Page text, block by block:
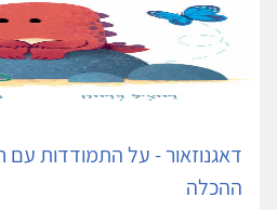
דאגנוזאור - על התמודדות עם
ההכלה